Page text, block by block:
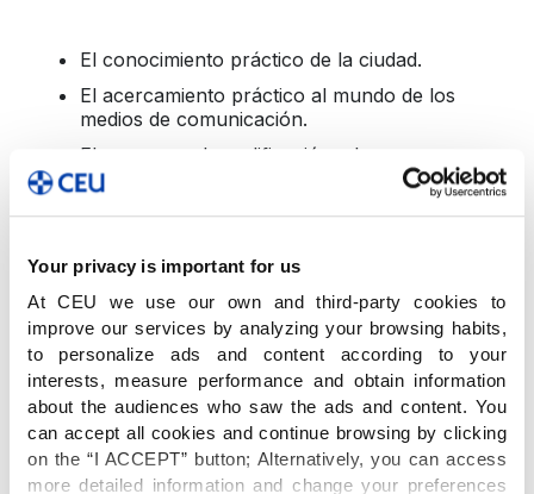
Your privacy is important for us
At CEU we use our own and third-party cookies to
improve our services by analyzing your browsing habits,
to personalize ads and content according to your
interests, measure performance and obtain information
about the audiences who saw the ads and content. You
can accept all cookies and continue browsing by clicking
on the “I ACCEPT” button; Alternatively, you can access
more detailed information and change your preferences
El conocimiento práctico de la ciudad.
El acercamiento práctico al mundo de los
medios de comunicación.
El avance en la codificación y la
descodificación de mensajes en el lenguaje
audiovisual.
radiofónica. Además se llevó a cabo una
encuesta por el centro de la ciudad y se realizó
una entrevista. Posteriormente, el alumnado
participante elaboró y grabó un informativo de
radio.
En Montehermosose han dividido en tres